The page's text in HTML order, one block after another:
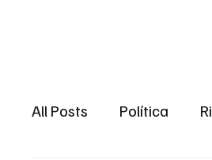
All Posts Política